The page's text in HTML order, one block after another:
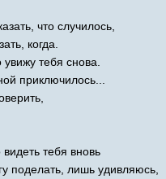
что случилось,
когда.
тебя снова.
приключилось...
тебя вновь
поделать, лишь удивляюсь,